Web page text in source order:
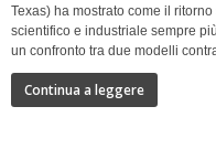
Texas) ha mostrato come il
scientifico e industriale sempre
un confronto tra due modelli
Continua a leggere